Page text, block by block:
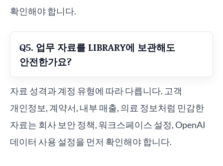
확인해야 합니다.
Q5. 업무 자료를 LIBRARY에 보관해도
안전한가요?
자료 성격과 계정 유형에 따라 다릅니다. 고객
개인정보, 계약서, 내부 매출, 의료 정보처럼 민감한
자료는 회사 보안 정책, 워크스페이스 설정, OpenAI
데이터 사용 설정을 먼저 확인해야 합니다.